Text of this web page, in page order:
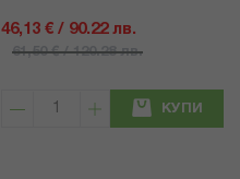
46,13 € / 90.22 лв.
61,50 € / 120.28 лв.
КУПИ